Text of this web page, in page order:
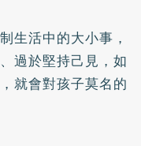
生活中的大小事，
過於堅持己見，如
就會對孩子莫名的